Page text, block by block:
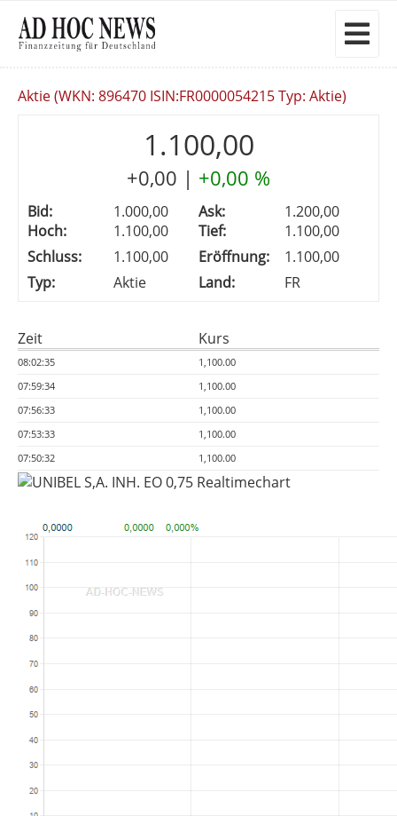
Aktie (WKN: 896470 ISIN:FR0000054215 Typ: Aktie)
1.100,00
+0,00 | +0,00 %
Bid: 1.000,00 Ask:
1.200,00
Hoch:
1.100,00 Tief:
1.100,00
Schluss:
1.100,00 Eröffnung:
1.100,00
Typ:
Aktie Land: FR
Zeit Kurs
08:02:35
1,100.00
07:59:34
1,100.00
07:56:33
1,100.00
07:53:33
1,100.00
07:50:32
1,100.00